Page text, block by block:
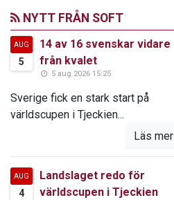
NYTT FRÅN SOFT
AUG
5
14 av 16 svenskar vidare
från kvalet
5 aug 2026 15:25
Sverige fick en stark start på
världscupen i Tjeckien...
Läs mer
AUG
4
Landslaget redo för
världscupen i Tjeckien